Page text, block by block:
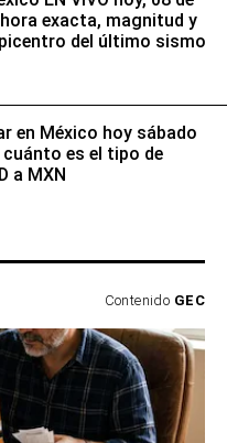
exacta, magnitud y
del último sismo
en México hoy sábado
es el tipo de
a MXN
Contenido GEC